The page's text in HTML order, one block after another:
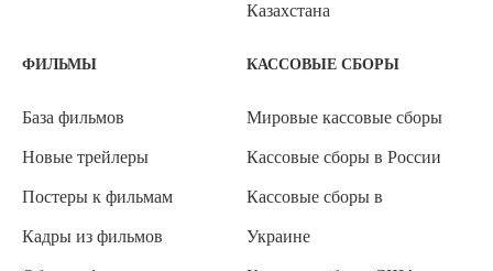
Казахстана
ФИЛЬМЫ
База фильмов
Новые трейлеры
Постеры к фильмам
Кадры из фильмов
КАССОВЫЕ СБОРЫ
Мировые кассовые сборы
Кассовые сборы в России
Кассовые сборы в
Украине